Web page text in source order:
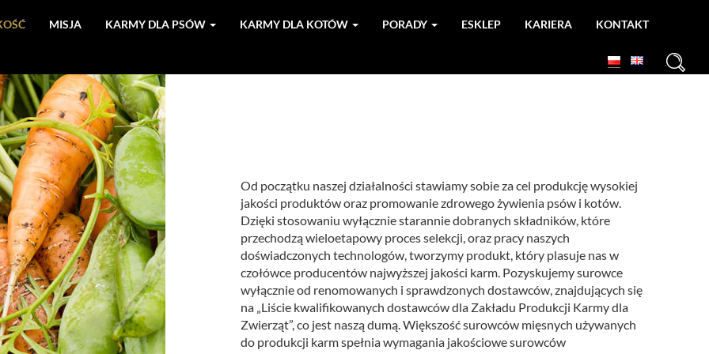
MISJA KARMY DLA PSÓW KARMY DLA KOTÓW PORADY ESKLEP KARIERA KONTAKT
Od początku naszej działalności stawiamy sobie za cel produkcję wysokiej
jakości produktów oraz promowanie zdrowego żywienia psów i kotów.
Dzięki stosowaniu wyłącznie starannie dobranych składników, które
przechodzą wieloetapowy proces selekcji, oraz pracy naszych
doświadczonych technologów, tworzymy produkt, który plasuje nas w
czołówce producentów najwyższej jakości karm. Pozyskujemy surowce
wyłącznie od renomowanych i sprawdzonych dostawców, znajdujących się
na „Liście kwalifikowanych dostawców dla Zakładu Produkcji Karmy dla
Zwierząt”, co jest naszą dumą. Większość surowców mięsnych używanych
do produkcji karm spełnia wymagania jakościowe surowców